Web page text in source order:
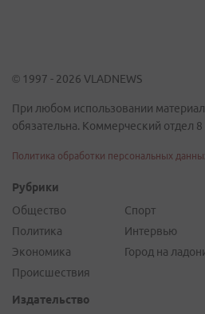
© 1997 - 2026 VLADNEWS
При любом использовании
обязательна. Коммерческий отдел
Политика обработки персональных
Рубрики
Общество
Политика
Экономика
Происшествия
Спорт
Интервью
Город на
Издательство